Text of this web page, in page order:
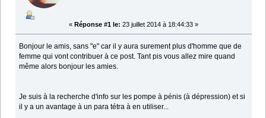
« Réponse #1 le: 23 juillet 2014 à 18:44:33 »
Bonjour le amis, sans "e" car il y aura surement plus d'homme que de
femme qui vont contribuer à ce post. Tant pis vous allez mire quand
même alors bonjour les amies.
Je suis à la recherche d'info sur les pompe à pénis (à dépression) et si
il y a un avantage à un para tétra à en utiliser...